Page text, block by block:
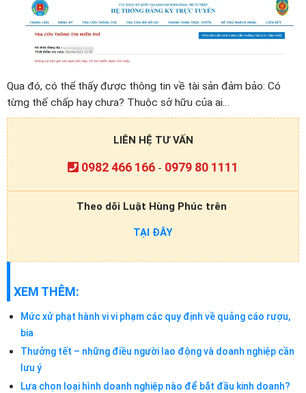
Qua đó, có thể thấy được thông tin về tài sản đảm bảo: Có
từng thế chấp hay chưa? Thuộc sở hữu của ai…
LIÊN HỆ TƯ VẤN
0982 466 166 - 0979 80 1111
Theo dõi Luật Hùng Phúc trên
TẠI ĐÂY
XEM THÊM:
Mức xử phạt hành vi vi phạm các quy định về quảng cáo rượu,
bia
Thưởng tết – những điều người lao động và doanh nghiệp cần
lưu ý
Lựa chọn loại hình doanh nghiệp nào để bắt đầu kinh doanh?